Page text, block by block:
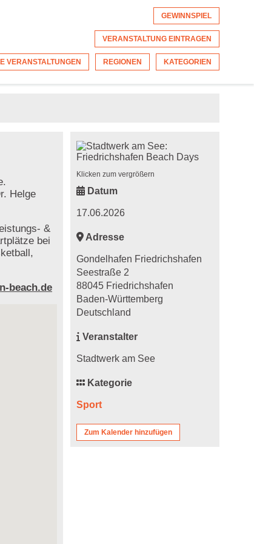
GEWINNSPIEL
VERANSTALTUNG EINTRAGEN
VERANSTALTUNGEN REGIONEN KATEGORIEN
Helge
&
bei
beach.de
Klicken zum vergrößern
Datum
17.06.2026
Adresse
Gondelhafen Friedrichshafen
Seestraße 2
88045 Friedrichshafen
Baden-Württemberg
Deutschland
Veranstalter
Stadtwerk am See
Kategorie
Sport
Zum Kalender hinzufügen